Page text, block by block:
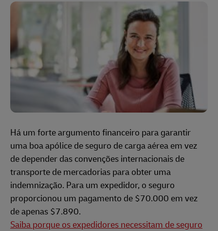
Há um forte argumento financeiro para garantir
uma boa apólice de seguro de carga aérea em vez
de depender das convenções internacionais de
transporte de mercadorias para obter uma
indemnização. Para um expedidor, o seguro
proporcionou um pagamento de $70.000 em vez
de apenas $7.890.
Saiba porque os expedidores necessitam de seguro